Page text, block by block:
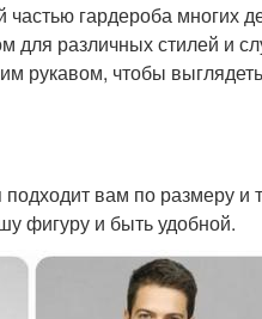
гардероба многих
различных стилей и
рукавом, чтобы
вам по размеру и
фигуру и быть удобной.